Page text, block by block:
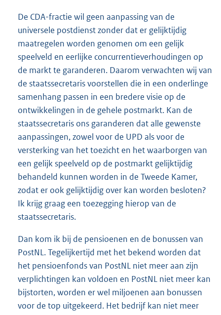
De CDA-fractie wil geen aanpassing van de
universele postdienst zonder dat er gelijktijdig
maatregelen worden genomen om een gelijk
speelveld en eerlijke concurrentieverhoudingen op
de markt te garanderen. Daarom verwachten wij van
de staatssecretaris voorstellen die in een onderlinge
samenhang passen in een bredere visie op de
ontwikkelingen in de gehele postmarkt. Kan de
staatssecretaris ons garanderen dat alle gewenste
aanpassingen, zowel voor de UPD als voor de
versterking van het toezicht en het waarborgen van
een gelijk speelveld op de postmarkt gelijktijdig
behandeld kunnen worden in de Tweede Kamer,
zodat er ook gelijktijdig over kan worden besloten?
Ik krijg graag een toezegging hierop van de
staatssecretaris.
Dan kom ik bij de pensioenen en de bonussen van
PostNL. Tegelijkertijd met het bekend worden dat
het pensioenfonds van PostNL niet meer aan zijn
verplichtingen kan voldoen en PostNL niet meer kan
bijstorten, worden er wel miljoenen aan bonussen
voor de top uitgekeerd. Het bedrijf kan niet meer